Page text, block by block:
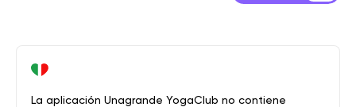
La aplicación Unagrande YogaClub no contiene